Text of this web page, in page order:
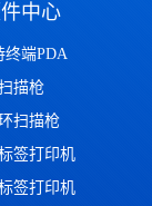
中心
终端PDA
描枪
扫描枪
签打印机
签打印机